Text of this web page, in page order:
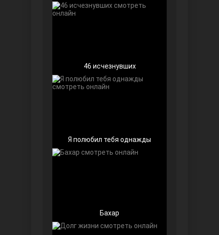
Девушка за стеклом
46 исчезнувших
Я полюбил тебя однажды
Бахар